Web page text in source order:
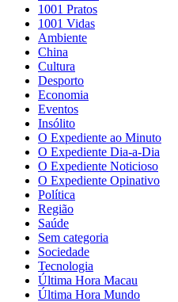
1001 Pratos
1001 Vidas
Ambiente
China
Cultura
Desporto
Economia
Eventos
Insólito
O Expediente ao Minuto
O Expediente Dia-a-Dia
O Expediente Noticioso
O Expediente Opinativo
Política
Região
Saúde
Sem categoria
Sociedade
Tecnologia
Última Hora Macau
Última Hora Mundo